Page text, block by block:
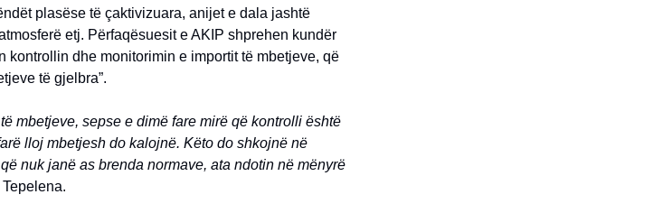
plasëse të çaktivizuara, anijet e dala jashtë
etj. Përfaqësuesit e AKIP shprehen kundër
kontrollin dhe monitorimin e importit të mbetjeve, që
të gjelbra”.
mbetjeve, sepse e dimë fare mirë që kontrolli është
lloj mbetjesh do kalojnë. Këto do shkojnë në
nuk janë as brenda normave, ata ndotin në mënyrë